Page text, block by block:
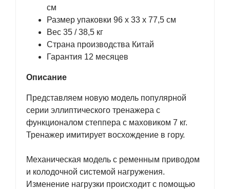
см
Размер упаковки 96 х 33 х 77,5 см
Вес 35 / 38,5 кг
Страна производства Китай
Гарантия 12 месяцев
Описание
Представляем новую модель популярной
серии эллиптического тренажера с
функционалом степпера с маховиком 7 кг.
Тренажер имитирует восхождение в гору.
Механическая модель с ременным приводом
и колодочной системой нагружения.
Изменение нагрузки происходит с помощью